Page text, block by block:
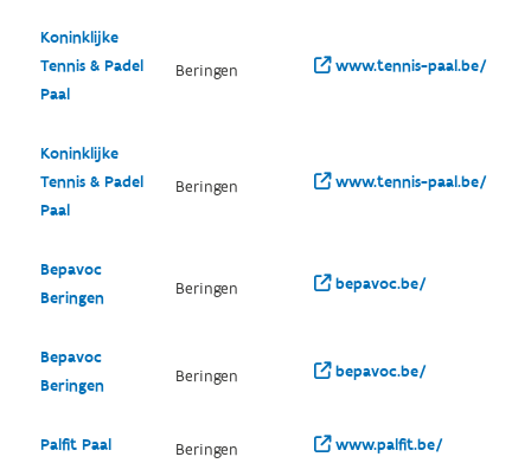
Koninklijke
Tennis & Padel
Paal
Beringen www.tennis-paal.be/
Koninklijke
Tennis & Padel
Paal
Beringen www.tennis-paal.be/
Bepavoc
Beringen
Beringen bepavoc.be/
Bepavoc
Beringen
Beringen bepavoc.be/
Palfit Paal Beringen www.palfit.be/